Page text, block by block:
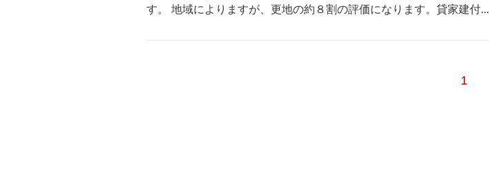
す。 地域によりますが、更地の約８割の評価になります。貸家建付...
1